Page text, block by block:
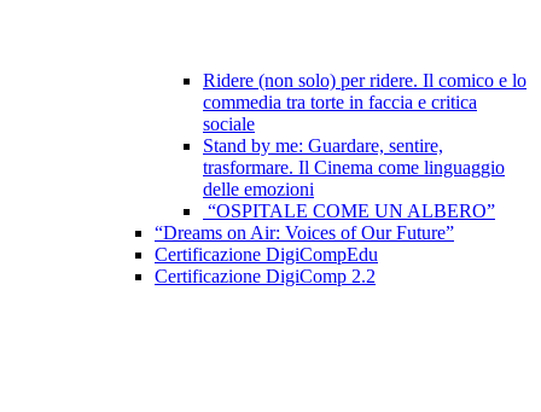
Ridere (non solo) per ridere. Il comico e lo
commedia tra torte in faccia e critica
sociale
Stand by me: Guardare, sentire,
trasformare. Il Cinema come linguaggio
delle emozioni
“OSPITALE COME UN ALBERO”
“Dreams on Air: Voices of Our Future”
Certificazione DigiCompEdu
Certificazione DigiComp 2.2